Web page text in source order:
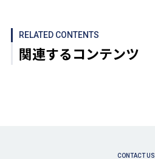
RELATED CONTENTS
関連するコンテンツ
CONTACT US